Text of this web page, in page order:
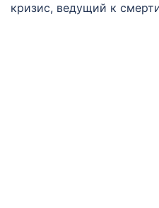
кризис, ведущий к